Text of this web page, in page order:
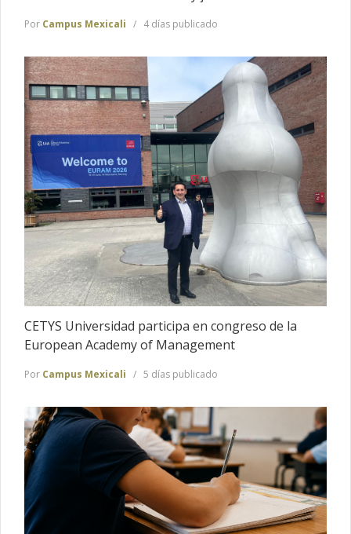
Por Campus Mexicali 4 días publicado
CETYS Universidad participa en congreso de la
European Academy of Management
Por Campus Mexicali 5 días publicado